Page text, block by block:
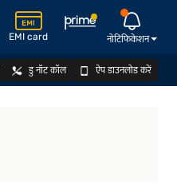
EMI card नोटिफिकेशन
डु नॉट कॉल ऐप डाउनलोड करें